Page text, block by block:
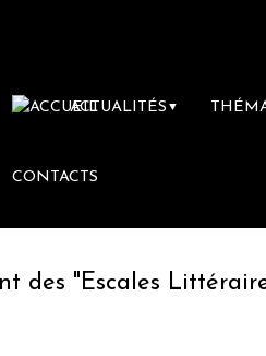
ACTUALITÉS ▼
CONTACTS
"Escales Littéraires",